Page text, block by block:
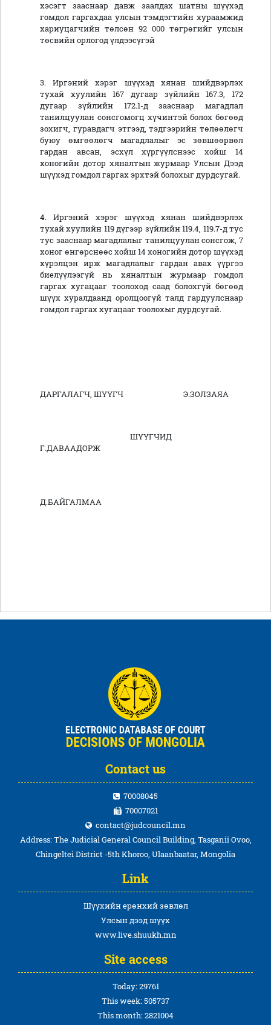
хэсэгт зааснаар давж заалдах шатны шүүхэд
гомдол гаргахдаа улсын тэмдэгтийн хураамжид
хариуцагчийн төлсөн 92 000 төгрөгийг улсын
төсвийн орлогод үлдээсүгэй
3. Иргэний хэрэг шүүхэд хянан шийдвэрлэх
тухай хуулийн 167 дугаар зүйлийн 167.3, 172
дугаар зүйлийн 172.1-д зааснаар магадлал
танилцуулан сонсгомогц хүчинтэй болох бөгөөд
зохигч, гуравдагч этгээд, тэдгээрийн төлөөлөгч
буюу өмгөөлөгч магадлалыг эс зөвшөөрвөл
гардан авсан, эсхүл хүргүүлснээс хойш 14
хоногийн дотор хяналтын журмаар Улсын Дээд
шүүхэд гомдол гаргах эрхтэй болохыг дурдсугай.
4. Иргэний хэрэг шүүхэд хянан шийдвэрлэх
тухай хуулийн 119 дүгээр зүйлийн 119.4, 119.7-д тус
тус зааснаар магадлалыг танилцуулан сонсгож, 7
хоног өнгөрснөөс хойш 14 хоногийн дотор шүүхэд
хүрэлцэн ирж магадлалыг гардан авах үүргээ
биелүүлээгүй нь хяналтын журмаар гомдол
гаргах хугацааг тоолоход саад болохгүй бөгөөд
шүүх хуралдаанд оролцоогүй талд гардуулснаар
гомдол гаргах хугацааг тоолохыг дурдсугай.
ДАРГАЛАГЧ, ШҮҮГЧ Э.ЗОЛЗАЯА
ШҮҮГЧИД
Г.ДАВААДОРЖ
Д.БАЙГАЛМАА
Contact us
70008045
70007021
contact@judcouncil.mn
Address: The Judicial General Council Building, Tasganii Ovoo,
Chingeltei District -5th Khoroo, Ulaanbaatar, Mongolia
Link
Шүүхийн ерөнхий зөвлөл
Улсын дээд шүүх
www.live.shuukh.mn
Site access
Today: 29761
This week: 505737
This month: 2821004